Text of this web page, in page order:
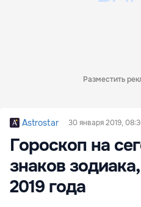
Разместить
Astrostar 30 января 2019,
Гороскоп на
знаков
2019 года